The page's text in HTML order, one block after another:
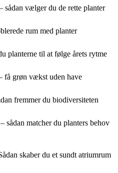
vælger du de rette planter
rum med planter
planterne til at følge årets rytme
få grøn vækst uden have
fremmer du biodiversiteten
sådan matcher du planters behov
skaber du et sundt atriumrum